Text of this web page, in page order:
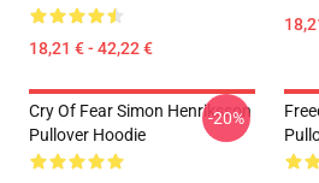
18,21 € - 42,22 €
Cry Of Fear Simon Henriksson
Pullover Hoodie
-20%